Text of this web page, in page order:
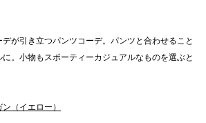
が引き立つパンツコーデ。パンツと合わせること
。小物もスポーティーカジュアルなものを選ぶと
（イエロー）